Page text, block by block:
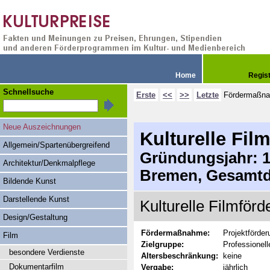
Home
Erste << >> Letzte
Kulturelle
Gründungsjahr:
Bremen,
Kulturelle
Fördermaßnahme:
Zielgruppe:
Altersbeschränkung:
keine
Vergabe:
jährlich
Schnellsuche
Neue Auszeichnungen
Allgemein/Spartenübergreifend
Architektur/Denkmalpflege
Bildende Kunst
Darstellende Kunst
Design/Gestaltung
Film
besondere Verdienste
Dokumentarfilm